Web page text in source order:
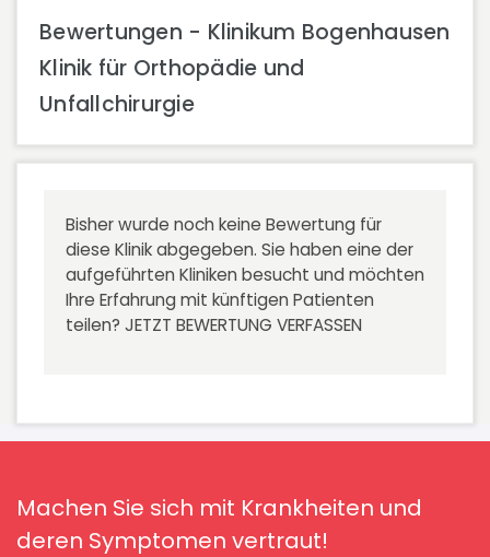
Bewertungen - Klinikum Bogenhausen
Klinik für Orthopädie und
Unfallchirurgie
Bisher wurde noch keine Bewertung für
diese Klinik abgegeben. Sie haben eine der
aufgeführten Kliniken besucht und möchten
Ihre Erfahrung mit künftigen Patienten
teilen? JETZT BEWERTUNG VERFASSEN
Machen Sie sich mit Krankheiten und
deren Symptomen vertraut!